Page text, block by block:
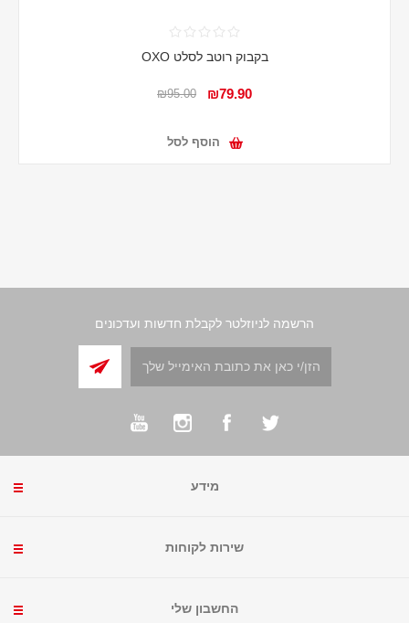
בקבוק רוטב לסלט OXO
₪79.90
₪95.00
הוסף לסל
הרשמה לניוזלטר לקבלת חדשות ועדכונים
מידע
שירות לקוחות
החשבון שלי